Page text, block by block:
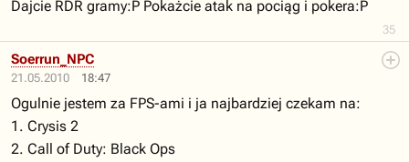
35
Dajcie RDR gramy:P Pokażcie atak na pociąg i pokera:P
21.05.2010 18:47
Soerrun_NPC
Ogulnie jestem za FPS-ami i ja najbardziej czekam na:
1. Crysis 2
2. Call of Duty: Black Ops